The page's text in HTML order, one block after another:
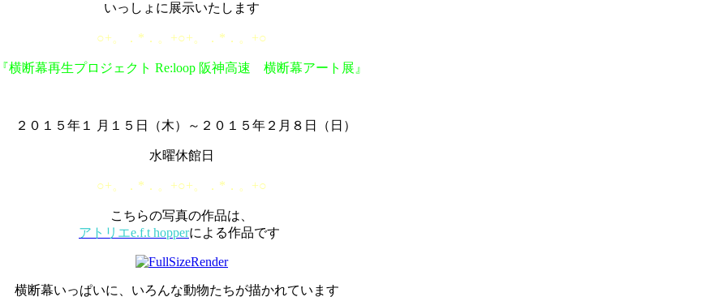
いっしょに展示いたします
○+。．*．。+○+。．*．。+○
『横断幕再生プロジェクト Re:loop 阪神高速 横断幕アート展』
２０１５年１ 月１５日（木）～２０１５年２月８日（日）
水曜休館日
○+。．*．。+○+。．*．。+○
こちらの写真の作品は、
アトリエe.f.t hopperによる作品です
横断幕いっぱいに、いろんな動物たちが描かれています